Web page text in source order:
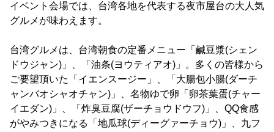
イベント会場では、台湾各地を代表する夜市屋台の大人気
グルメが味わえます。
台湾グルメは、台湾朝食の定番メニュー「鹹豆漿(シェン
ドウジャン)」、「油条(ヨウティアオ)」。多くの皆様から
ご要望頂いた「イエンスージー」、「大腸包小腸(ダーチ
ャンバオシャオチャン)」、名物ゆで卵「卵茶葉蛋(チャー
イエダン)」、「炸臭豆腐(ザーチョウドウフ)」、QQ食感
がやみつきになる「地瓜球(ディーグァーチョウ)」、九フ